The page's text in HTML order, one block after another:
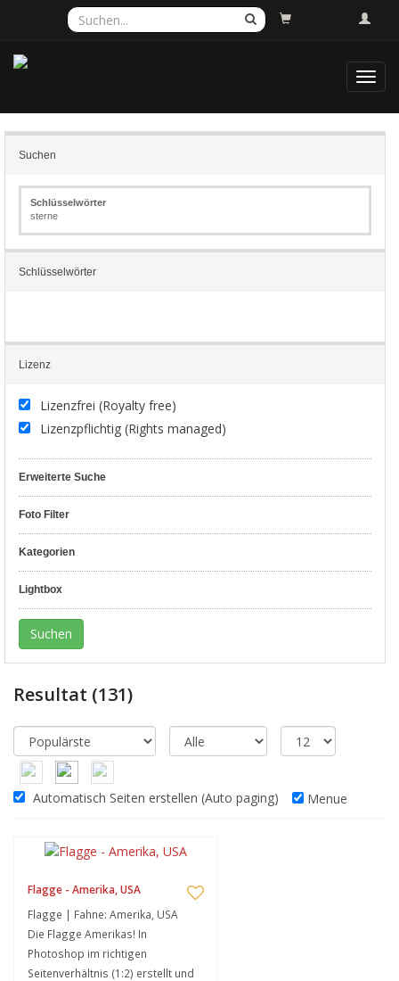
Suchen
Schlüsselwörter
sterne
Schlüsselwörter
Lizenz
Lizenzfrei (Royalty free)
Lizenzpflichtig (Rights managed)
Erweiterte Suche
Foto Filter
Kategorien
Lightbox
Resultat (131)
Automatisch Seiten erstellen (Auto paging) Menue
Flagge - Amerika, USA
Flagge | Fahne: Amerika, USA
Die Flagge Amerikas! In
Photoshop im richtigen
Seitenverhältnis (1:2) erstellt und